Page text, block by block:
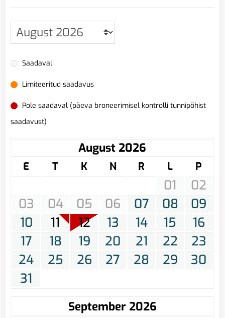
Saadaval
Limiteeritud saadavus
Pole saadaval (päeva broneerimisel kontrolli tunnipõhist
saadavust)
August 2026
E T K N R L P
01
02
03
04 05 06 07 08
09
10
11 12 13 14 15
16
17
18 19 20 21 22
23
24
25 26 27 28 29
30
31
September 2026